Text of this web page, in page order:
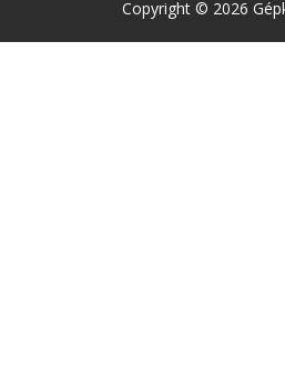
Copyright © 2026